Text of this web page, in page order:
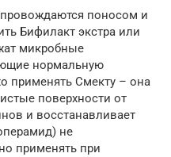
поносом и
Бифилакт экстра или
микробные
нормальную
применять Смекту – она
поверхности от
и восстанавливает
не
применять при